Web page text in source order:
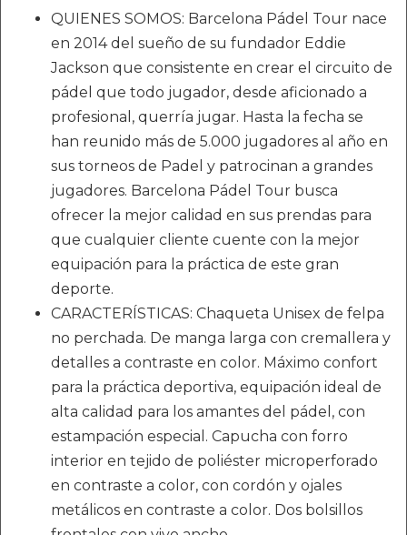
QUIENES SOMOS: Barcelona Pádel Tour nace
en 2014 del sueño de su fundador Eddie
Jackson que consistente en crear el circuito de
pádel que todo jugador, desde aficionado a
profesional, querría jugar. Hasta la fecha se
han reunido más de 5.000 jugadores al año en
sus torneos de Padel y patrocinan a grandes
jugadores. Barcelona Pádel Tour busca
ofrecer la mejor calidad en sus prendas para
que cualquier cliente cuente con la mejor
equipación para la práctica de este gran
deporte.
CARACTERÍSTICAS: Chaqueta Unisex de felpa
no perchada. De manga larga con cremallera y
detalles a contraste en color. Máximo confort
para la práctica deportiva, equipación ideal de
alta calidad para los amantes del pádel, con
estampación especial. Capucha con forro
interior en tejido de poliéster microperforado
en contraste a color, con cordón y ojales
metálicos en contraste a color. Dos bolsillos